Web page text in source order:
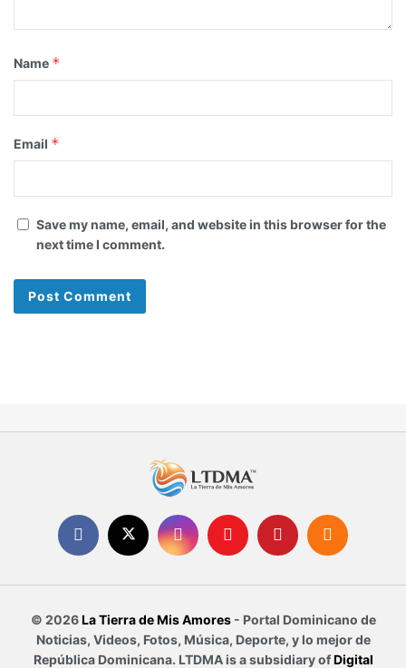
Name *
Email *
Save my name, email, and website in this browser for the
next time I comment.
© 2026La Tierra de Mis Amores- Portal Dominicano de
Noticias, Videos, Fotos, Música, Deporte, y lo mejor de
República Dominicana. LTDMA is a subsidiary ofDigital